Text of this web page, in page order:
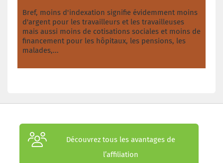
Bref, moins d'indexation signifie évidemment moins
d'argent pour les travailleurs et les travailleuses
mais aussi moins de cotisations sociales et moins de
financement pour les hôpitaux, les pensions, les
malades,...
Découvrez tous les avantages de
l’affiliation